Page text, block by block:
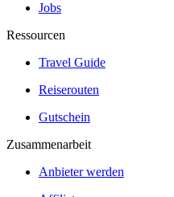
Jobs
Ressourcen
Travel Guide
Reiserouten
Gutschein
Zusammenarbeit
Anbieter werden